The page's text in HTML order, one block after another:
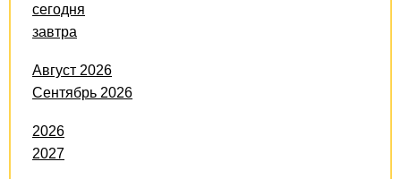
сегодня
завтра
Август 2026
Сентябрь 2026
2026
2027